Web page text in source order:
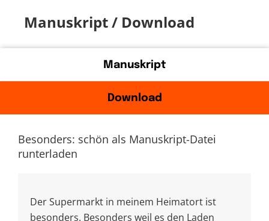
Manuskript / Download
Manuskript
Download
Besonders: schön als Manuskript-Datei
runterladen
Der Supermarkt in meinem Heimatort ist
besonders. Besonders weil es den Laden